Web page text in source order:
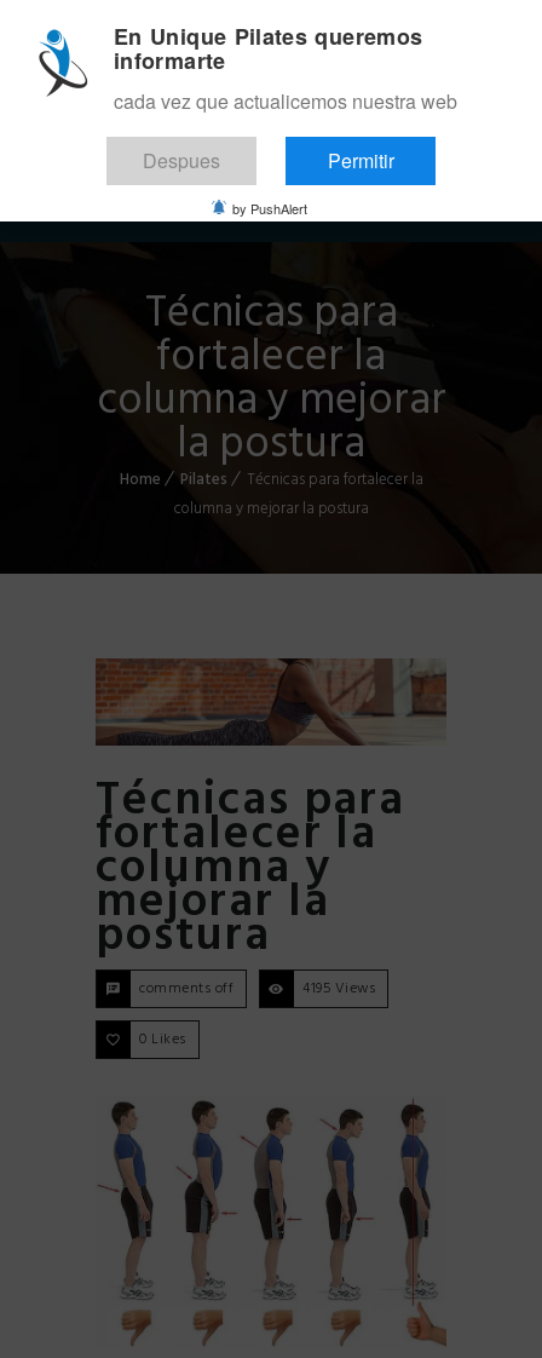
Técnicas para
fortalecer la
columna y mejorar
la postura
Home Pilates
Técnicas para fortalecer la
columna y mejorar la postura
Técnicas para
fortalecer la
columna y
mejorar la
postura
comments off 4195 Views
0 Likes
En Unique Pilates queremos
informarte
cada vez que actualicemos nuestra web
Despues Permitir
by PushAlert